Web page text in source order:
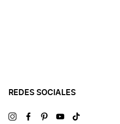
REDES SOCIALES
VisítanosVisítanosVisítanosVisítanosVisítanos